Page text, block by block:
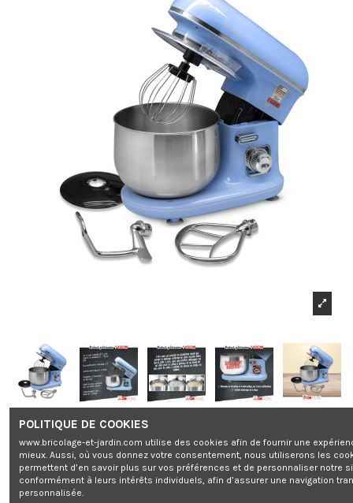
Robot pâtissier 1100W - Clatronic
Marque: CLATRONIC
Rupture de stock
0,00 €
POLITIQUE DE COOKIES
www.bricolage-et-jardin.com utilise des cookies afin de fournir une
mieux. Aussi, où vous donnez votre consentement, nous utiliserons les
permettent d’en savoir plus sur vos préférences et de personnaliser notre
conformément à leurs intérêts individuels, afin d’assurer une navigation
personnalisée.